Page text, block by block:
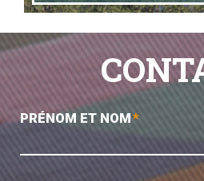
PRÉNOM ET NOM*